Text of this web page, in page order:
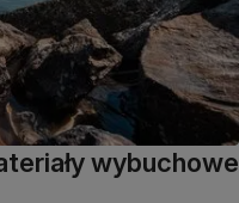
wybuchowe